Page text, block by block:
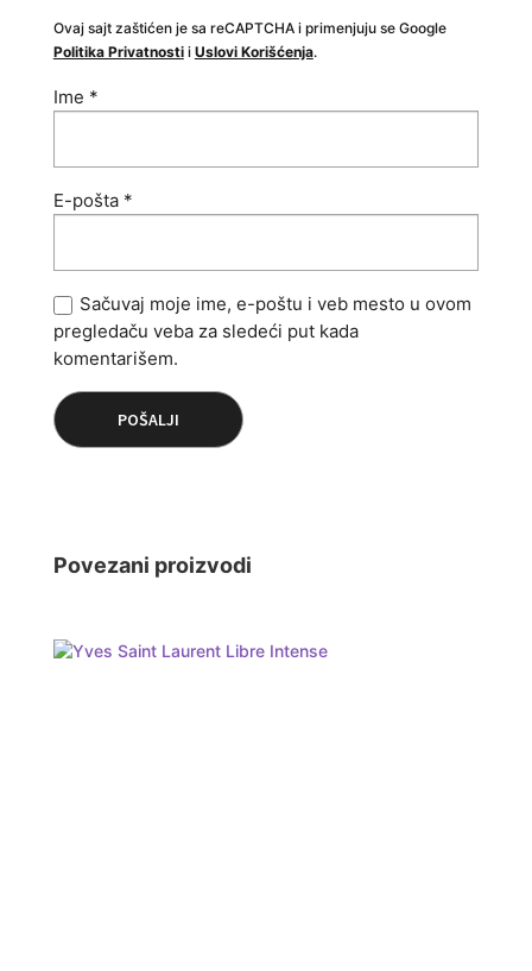
Ovaj sajt zaštićen je sa reCAPTCHA i primenjuju se Google
Politika Privatnostii Uslovi Korišćenja.
Ime *
E-pošta *
Sačuvaj moje ime, e-poštu i veb mesto u ovom
pregledaču veba za sledeći put kada
komentarišem.
Povezani proizvodi